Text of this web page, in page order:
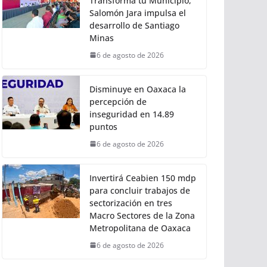
Salomón Jara impulsa el
desarrollo de Santiago
Minas
6 de agosto de 2026
Disminuye en Oaxaca la
percepción de
inseguridad en 14.89
puntos
6 de agosto de 2026
Invertirá Ceabien 150 mdp
para concluir trabajos de
sectorización en tres
Macro Sectores de la Zona
Metropolitana de Oaxaca
6 de agosto de 2026